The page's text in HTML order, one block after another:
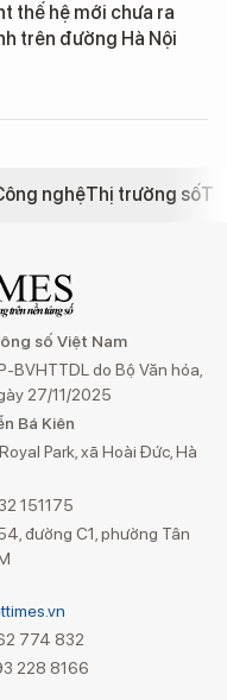
thế hệ mới chưa ra
trên đường Hà Nội
nghệThị trường số
số Việt Nam
BVHTTDL do Bộ Văn hóa,
27/11/2025
Bá Kiên
Park, xã Hoài Đức, Hà
151175
đường C1, phường Tân
774 832
228 8166